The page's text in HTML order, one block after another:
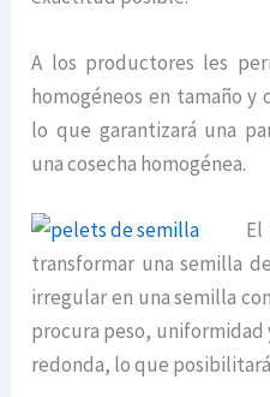
A los productores les
homogéneos en tamaño y
lo que garantizará una
una cosecha homogénea.
transformar una semilla
irregular en una semilla
procura peso,
redonda, lo que